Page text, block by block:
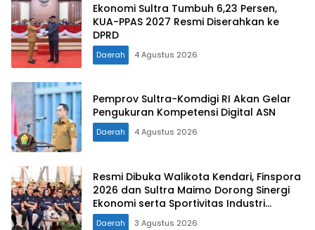
Ekonomi Sultra Tumbuh 6,23 Persen,
KUA-PPAS 2027 Resmi Diserahkan ke
DPRD
Daerah 4 Agustus 2026
Pemprov Sultra-Komdigi RI Akan Gelar
Pengukuran Kompetensi Digital ASN
Daerah 4 Agustus 2026
Resmi Dibuka Walikota Kendari, Finspora
2026 dan Sultra Maimo Dorong Sinergi
Ekonomi serta Sportivitas Industri
Keuangan
Daerah 3 Agustus 2026